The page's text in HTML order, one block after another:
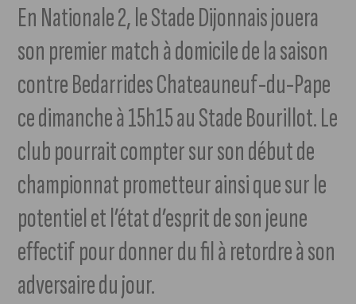
En Nationale 2, le Stade Dijonnais jouera
son premier match à domicile de la saison
contre Bedarrides Chateauneuf-du-Pape
ce dimanche à 15h15 au Stade Bourillot. Le
club pourrait compter sur son début de
championnat prometteur ainsi que sur le
potentiel et l’état d’esprit de son jeune
effectif pour donner du fil à retordre à son
adversaire du jour.